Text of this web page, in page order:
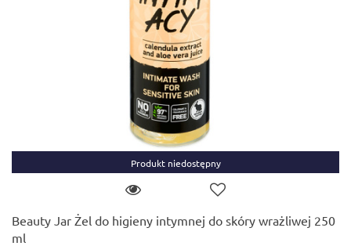
Produkt niedostępny
Beauty Jar Żel do higieny intymnej do skóry wrażliwej 250
ml